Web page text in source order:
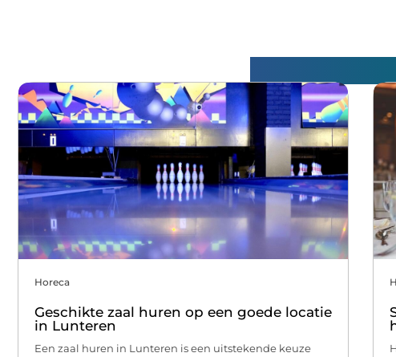
Horeca
Geschikte zaal huren op een goede locatie
in Lunteren
Een zaal huren in Lunteren is een uitstekende keuze